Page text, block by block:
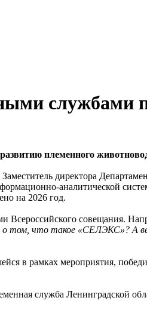
службами
племенного
Заместитель директора
аналитической
на 2026 год.
Всероссийского совещания.
том, что такое «СЕЛЭКС»? А
в рамках мероприятия,
служба Ленинградской